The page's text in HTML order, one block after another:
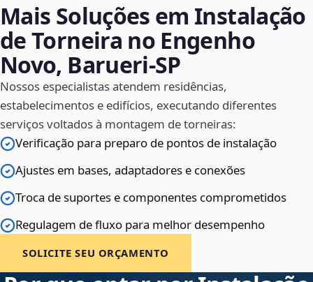
Mais Soluções em Instalação
de Torneira no Engenho
Novo, Barueri‑SP
Nossos especialistas atendem residências,
estabelecimentos e edifícios, executando diferentes
serviços voltados à montagem de torneiras:
Verificação para preparo de pontos de instalação
Ajustes em bases, adaptadores e conexões
Troca de suportes e componentes comprometidos
Regulagem de fluxo para melhor desempenho
SOLICITE SEU ORÇAMENTO